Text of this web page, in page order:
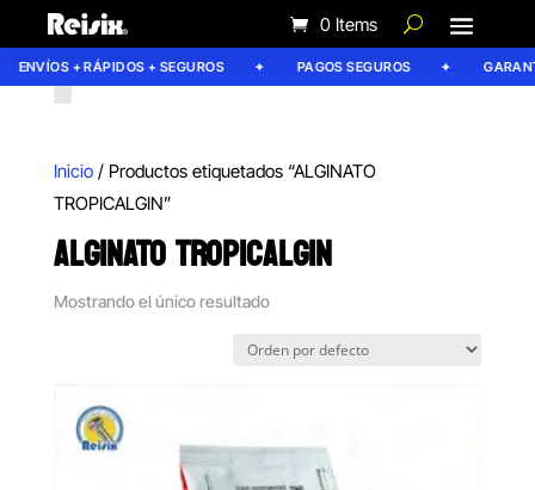
0 Items
ENVÍOS + RÁPIDOS + SEGUROS PAGOS SEGUROS
Inicio/ Productos etiquetados “ALGINATO
TROPICALGIN”
ALGINATO TROPICALGIN
Mostrando el único resultado